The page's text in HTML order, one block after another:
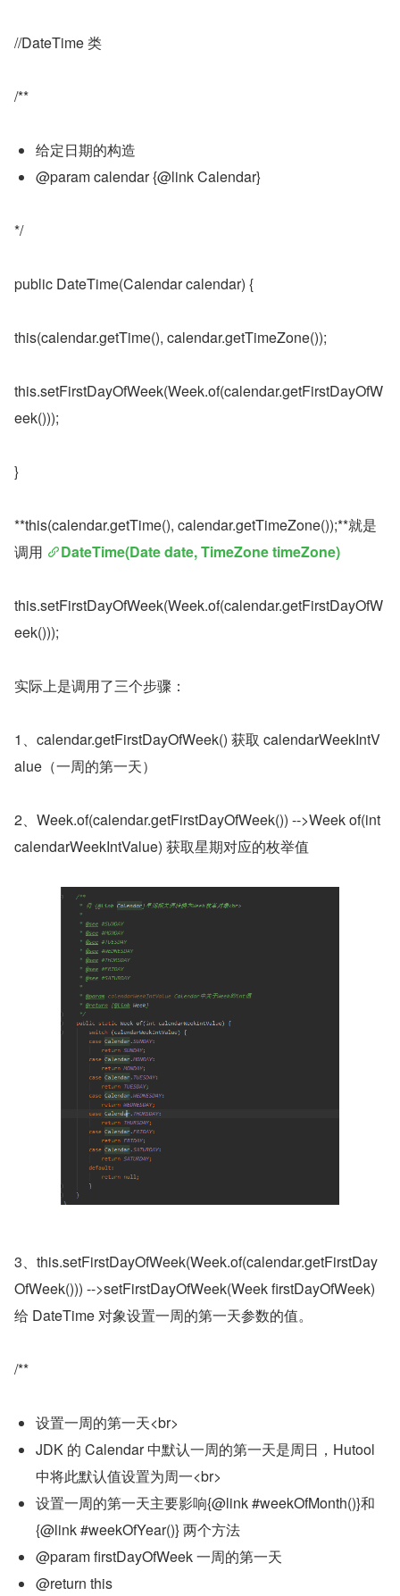
//DateTime 类
/**
给定日期的构造
@param calendar {@link Calendar}
*/
public DateTime(Calendar calendar) {
this(calendar.getTime(), calendar.getTimeZone());
this.setFirstDayOfWeek(Week.of(calendar.getFirstDayOfW
eek()));
}
**this(calendar.getTime(), calendar.getTimeZone());**就是
调用
DateTime(Date date, TimeZone timeZone)
this.setFirstDayOfWeek(Week.of(calendar.getFirstDayOfW
eek()));
实际上是调用了三个步骤：
1、calendar.getFirstDayOfWeek() 获取 calendarWeekIntV
alue（一周的第一天）
2、Week.of(calendar.getFirstDayOfWeek()) -->Week of(int
calendarWeekIntValue) 获取星期对应的枚举值
3、this.setFirstDayOfWeek(Week.of(calendar.getFirstDay
OfWeek())) -->setFirstDayOfWeek(Week firstDayOfWeek)
给 DateTime 对象设置一周的第一天参数的值。
/**
设置一周的第一天<br>
JDK 的 Calendar 中默认一周的第一天是周日，Hutool
中将此默认值设置为周一<br>
设置一周的第一天主要影响{@link #weekOfMonth()}和
{@link #weekOfYear()} 两个方法
@param firstDayOfWeek 一周的第一天
@return this